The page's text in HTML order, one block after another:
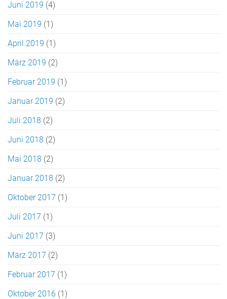
Juni 2019 (4)
Mai 2019 (1)
April 2019 (1)
März 2019 (2)
Februar 2019 (1)
Januar 2019 (2)
Juli 2018 (2)
Juni 2018 (2)
Mai 2018 (2)
Januar 2018 (2)
Oktober 2017 (1)
Juli 2017 (1)
Juni 2017 (3)
März 2017 (2)
Februar 2017 (1)
Oktober 2016 (1)